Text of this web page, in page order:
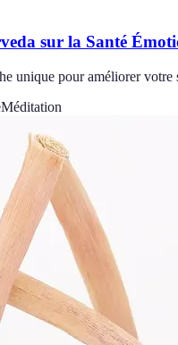
sur la Santé
unique pour améliorer votre
Méditation